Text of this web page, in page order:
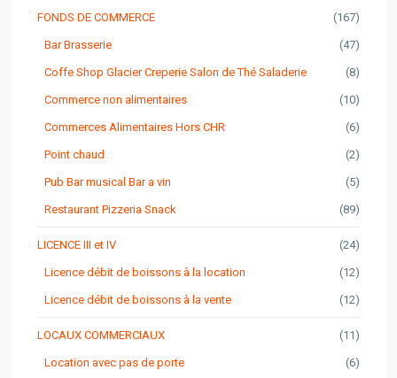
FONDS DE COMMERCE (167)
Bar Brasserie (47)
Coffe Shop Glacier Creperie Salon de Thé Saladerie (8)
Commerce non alimentaires (10)
Commerces Alimentaires Hors CHR (6)
Point chaud (2)
Pub Bar musical Bar a vin (5)
Restaurant Pizzeria Snack (89)
LICENCE III et IV (24)
Licence débit de boissons à la location (12)
Licence débit de boissons à la vente (12)
LOCAUX COMMERCIAUX (11)
Location avec pas de porte (6)